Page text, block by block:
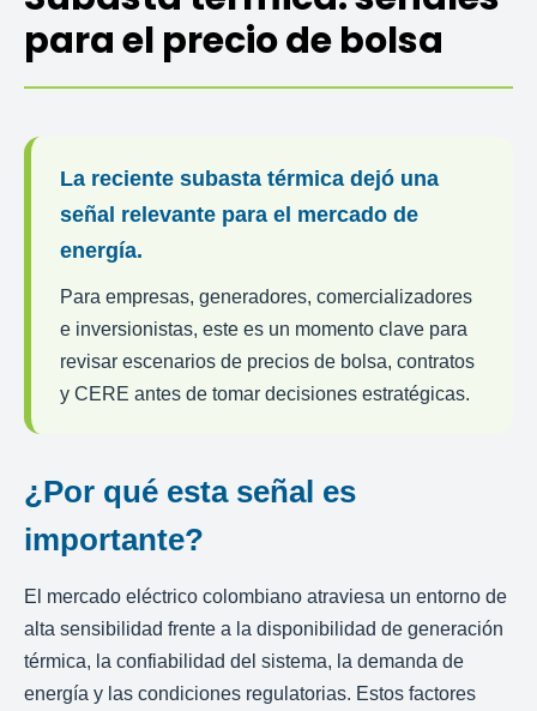
para el precio de bolsa
La reciente subasta térmica dejó una
señal relevante para el mercado de
energía.
Para empresas, generadores, comercializadores
e inversionistas, este es un momento clave para
revisar escenarios de precios de bolsa, contratos
y CERE antes de tomar decisiones estratégicas.
¿Por qué esta señal es
importante?
El mercado eléctrico colombiano atraviesa un entorno de
alta sensibilidad frente a la disponibilidad de generación
térmica, la confiabilidad del sistema, la demanda de
energía y las condiciones regulatorias. Estos factores